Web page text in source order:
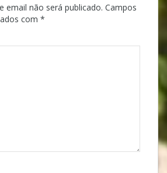
email não será publicado. Campos
com *